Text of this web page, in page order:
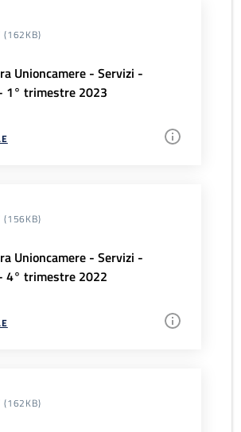
(162KB)
Unioncamere - Servizi -
1° trimestre 2023
(156KB)
Unioncamere - Servizi -
4° trimestre 2022
(162KB)